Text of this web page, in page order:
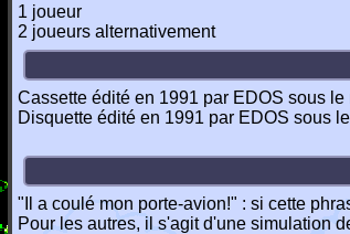
1 joueur
2 joueurs alternativement
Cassette édité en 1991 par EDOS sous le
Disquette édité en 1991 par EDOS sous
"Il a coulé mon porte-avion!" : si cette
Pour les autres, il s'agit d'une simulation